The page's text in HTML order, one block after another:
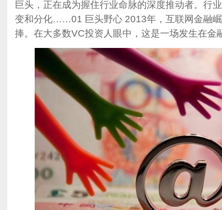
巨头，正在成为握住行业命脉的深度推动者。行
变和分化……01 巨头野心 2013年，互联网金融
捧。在大多数VC投资人眼中，这是一场发生在金